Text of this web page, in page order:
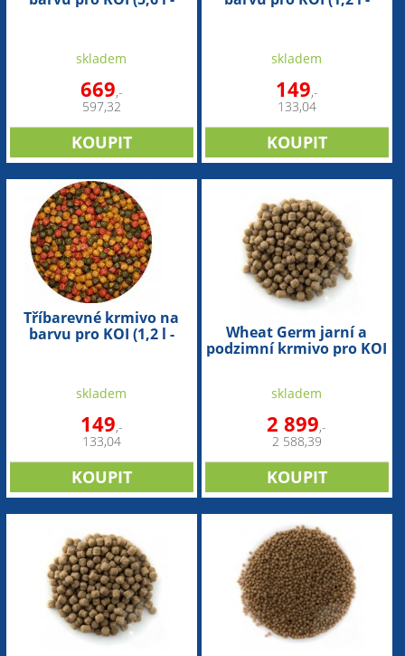
skladem
669,-
597,32
skladem
149,-
133,04
Tříbarevné krmivo na
barvu pro KOI (1,2 l -
skladem
149,-
133,04
Wheat Germ jarní a
podzimní krmivo pro KOI
skladem
2 899,-
2 588,39